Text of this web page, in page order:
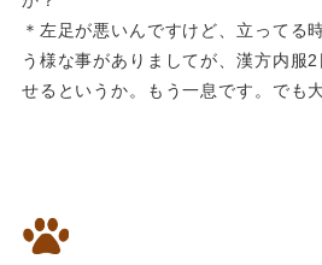
＊左足が悪いんですけど、立ってる
う様な事がありましてが、漢方内服
せるというか。もう一息です。でも